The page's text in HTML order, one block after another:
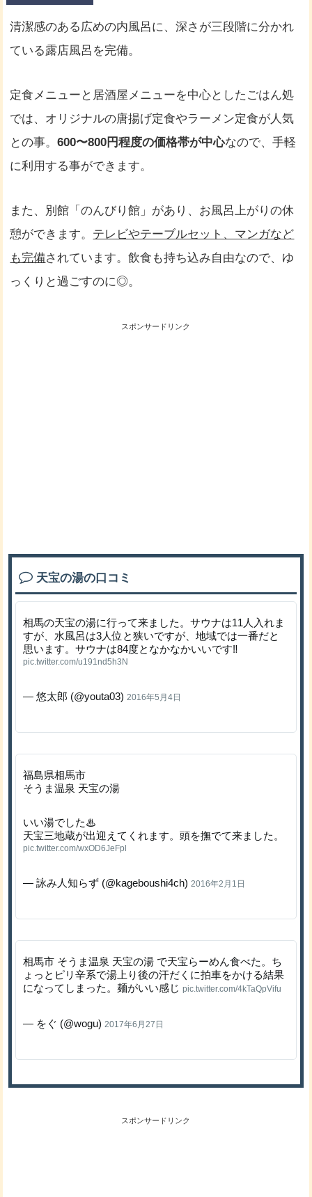
清潔感のある広めの内風呂に、深さが三段階に分かれ
ている露店風呂を完備。
定食メニューと居酒屋メニューを中心としたごはん処
では、オリジナルの唐揚げ定食やラーメン定食が人気
との事。600〜800円程度の価格帯が中心なので、手軽
に利用する事ができます。
また、別館「のんびり館」があり、お風呂上がりの休
憩ができます。 テレビやテーブルセット、マンガなど
も完備されています。飲食も持ち込み自由なので、ゆ
っくりと過ごすのに◎。
スポンサードリンク
天宝の湯の口コミ
相馬の天宝の湯に行って来ました。サウナは11人入れま
すが、水風呂は3人位と狭いですが、地域では一番だと
思います。サウナは84度となかなかいいです‼
pic.twitter.com/u191nd5h3N
— 悠太郎 (@youta03) 2016年5月4日
福島県相馬市
そうま温泉 天宝の湯
いい湯でした♨︎
天宝三地蔵が出迎えてくれます。頭を撫でて来ました。
pic.twitter.com/wxOD6JeFpl
— 詠み人知らず (@kageboushi4ch) 2016年2月1日
相馬市 そうま温泉 天宝の湯 で天宝らーめん食べた。ち
ょっとピリ辛系で湯上り後の汗だくに拍車をかける結果
になってしまった。麺がいい感じpic.twitter.com/4kTaQpVifu
— をぐ (@wogu) 2017年6月27日
スポンサードリンク